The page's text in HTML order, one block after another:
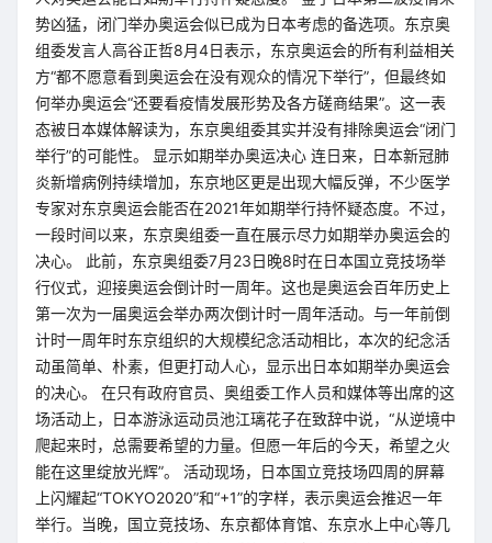
势凶猛，闭门举办奥运会似已成为日本考虑的备选项。东京奥
组委发言人高谷正哲8月4日表示，东京奥运会的所有利益相关
方“都不愿意看到奥运会在没有观众的情况下举行”，但最终如
何举办奥运会“还要看疫情发展形势及各方磋商结果”。这一表
态被日本媒体解读为，东京奥组委其实并没有排除奥运会“闭门
举行”的可能性。 显示如期举办奥运决心 连日来，日本新冠肺
炎新增病例持续增加，东京地区更是出现大幅反弹，不少医学
专家对东京奥运会能否在2021年如期举行持怀疑态度。不过，
一段时间以来，东京奥组委一直在展示尽力如期举办奥运会的
决心。 此前，东京奥组委7月23日晚8时在日本国立竞技场举
行仪式，迎接奥运会倒计时一周年。这也是奥运会百年历史上
第一次为一届奥运会举办两次倒计时一周年活动。与一年前倒
计时一周年时东京组织的大规模纪念活动相比，本次的纪念活
动虽简单、朴素，但更打动人心，显示出日本如期举办奥运会
的决心。 在只有政府官员、奥组委工作人员和媒体等出席的这
场活动上，日本游泳运动员池江璃花子在致辞中说，“从逆境中
爬起来时，总需要希望的力量。但愿一年后的今天，希望之火
能在这里绽放光辉”。 活动现场，日本国立竞技场四周的屏幕
上闪耀起“TOKYO2020”和“+1”的字样，表示奥运会推迟一年
举行。当晚，国立竞技场、东京都体育馆、东京水上中心等几